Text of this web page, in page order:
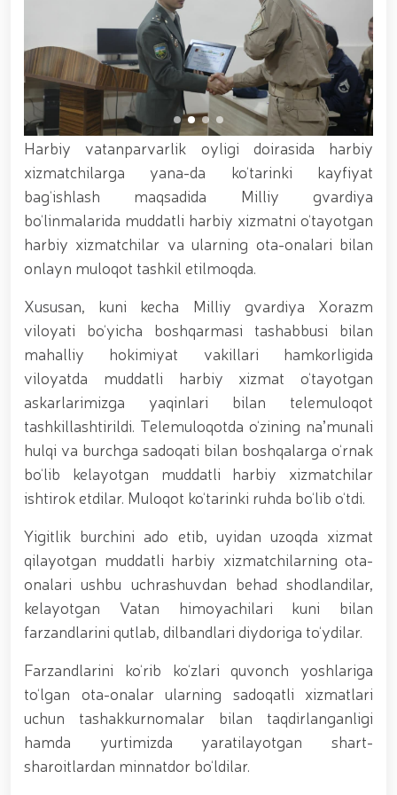
xizmat itlari ko‘rgazmasi tashkil etildi. // “Dog
biatloni” bellashuvining 6-respublika idoralararo
musobaqasi g'oliblari aniqlandi. // O‘zbekistonning
harbiy salohiyatini mustahkamlash: islohotlar va
ustuvor vazifalar.// Milliy gvardiya qo‘mondoni
Jamoat xavfsizligi universiteti bitiruvchi kursantlari
bilan uchrashdi.// 9-may — Xotira va qadrlash kuni
munosabati bilan Milliy gvardiya qoʻmondonligi
tomonidan poytaxtimizda istiqomat qiluvchi Ikkinchi
jahon urushi qatnashchilari va faxriylari holidan xabar
olindi. // “Uyg‘oq xotira” nomli teatrlashtirilgan
musiqiy konsert dasturi namoyish qilindi.// “Uch
avlod uchrashuvi” hamda “Bizning qahramonlar”
kitobining taqdimotiga bag‘ishlangan tadbir tashkil
etildi.// “Men G‘olib Run” yugurish musobaqasida
gvardiyachilar faxrli o'rinlarni egallashdi.//
ettirilmoqda. Xavfsiz muhitni ta’minlashga
qaratilgan chora-tadbirlar Milliy gvardiya
qo‘mondoni general-polkovnik B. Tashmatov
rahbarligida Yunusobod tumanida amalga oshirildi //
Buyuk davlat arbobi Sohibqiron Amir Temur
tavalludining 690 yilligi munosabati bilan,
O‘zbekiston Milliy kino san'ati saroyida Milliy
gvardiya tizimidagi yoshlar bilan uchrashuv bo‘lib
o‘tdi. // Bayram kunlarida xavfsizlik toʻliq taʼminlandi
// Navroʻz shukuhi: otliq paradlar tashkil etildi //
“Navroʻzni ulugʻlash – insonni ulugʻlashdir!” shiori
ostida bayram sayli // Askarlar kasb-hunar
sertifikatlariga ega boʻldi // Qahramonlar xotirasi
yod etildi // Strandja turnirida Milliy gvardiya harbiy
xizmatchisi Navbahor Hamidova oltin medalni qoʻlga
kiritdi. // Iroda Ismoilova «Sodiq xizmatlari uchun»
medali bilan taqdirlandi. // O‘zbekiston Qurolli
Kuchlarida kibersport, dron va robot texnologiyalari
yo‘nalishlari rivojlantiriladi // Andijon viloyatida
Respublika ishchi guruhining yoshlar bilan uchrashuvi
tadbirlari doirasida muddatdi harbiy xizmatchilarga
sertifikatlar topshirildi. // Milliy gvardiya
qo‘mondoni, general-polkovnik B.Tashmatov
poytaxtimizdagi manzilli ishlari davomida yoshlar
bilan uchrashib, ular bilan ochiq muloqot o‘tkazdi. //
Farg‘ona viloyatida jinoyat sodir etishga moyil
shaxslar yashash manzillarida tezkor tadbirlar
Harbiy vatanparvarlik oyligi doirasida harbiy
xizmatchilarga yana-da ko‘tarinki kayfiyat
bag‘ishlash maqsadida Milliy gvardiya
bo‘linmalarida muddatli harbiy xizmatni o‘tayotgan
harbiy xizmatchilar va ularning ota-onalari bilan
onlayn muloqot tashkil etilmoqda.
Xususan, kuni kecha Milliy gvardiya Xorazm
viloyati bo‘yicha boshqarmasi tashabbusi bilan
mahalliy hokimiyat vakillari hamkorligida
viloyatda muddatli harbiy xizmat o‘tayotgan
askarlarimizga yaqinlari bilan telemuloqot
tashkillashtirildi. Telemuloqotda o‘zining naʼmunali
hulqi va burchga sadoqati bilan boshqalarga o‘rnak
bo‘lib kelayotgan muddatli harbiy xizmatchilar
ishtirok etdilar. Muloqot ko‘tarinki ruhda bo‘lib o‘tdi.
Yigitlik burchini ado etib, uyidan uzoqda xizmat
qilayotgan muddatli harbiy xizmatchilarning ota-
onalari ushbu uchrashuvdan behad shodlandilar,
kelayotgan Vatan himoyachilari kuni bilan
farzandlarini qutlab, dilbandlari diydoriga to‘ydilar.
Farzandlarini ko‘rib ko‘zlari quvonch yoshlariga
to‘lgan ota-onalar ularning sadoqatli xizmatlari
uchun tashakkurnomalar bilan taqdirlanganligi
hamda yurtimizda yaratilayotgan shart-
sharoitlardan minnatdor bo‘ldilar.